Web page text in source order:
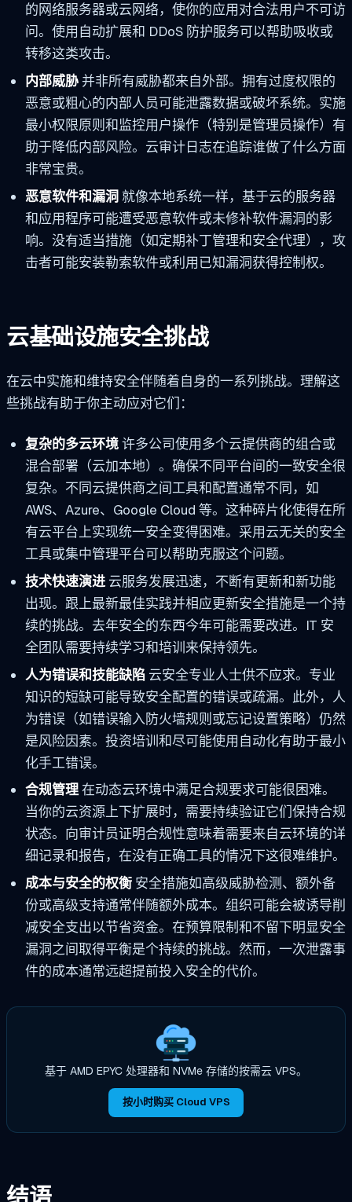
的网络服务器或云网络，使你的应用对合法用户不可访
问。使用自动扩展和 DDoS 防护服务可以帮助吸收或
转移这类攻击。
内部威胁并非所有威胁都来自外部。拥有过度权限的
恶意或粗心的内部人员可能泄露数据或破坏系统。实施
最小权限原则和监控用户操作（特别是管理员操作）有
助于降低内部风险。云审计日志在追踪谁做了什么方面
非常宝贵。
恶意软件和漏洞 就像本地系统一样，基于云的服务器
和应用程序可能遭受恶意软件或未修补软件漏洞的影
响。没有适当措施（如定期补丁管理和安全代理），攻
击者可能安装勒索软件或利用已知漏洞获得控制权。
云基础设施安全挑战
在云中实施和维持安全伴随着自身的一系列挑战。理解这
些挑战有助于你主动应对它们：
复杂的多云环境许多公司使用多个云提供商的组合或
混合部署（云加本地）。确保不同平台间的一致安全很
复杂。不同云提供商之间工具和配置通常不同，如
AWS、Azure、Google Cloud 等。这种碎片化使得在所
有云平台上实现统一安全变得困难。采用云无关的安全
工具或集中管理平台可以帮助克服这个问题。
技术快速演进云服务发展迅速，不断有更新和新功能
出现。跟上最新最佳实践并相应更新安全措施是一个持
续的挑战。去年安全的东西今年可能需要改进。IT 安
全团队需要持续学习和培训来保持领先。
人为错误和技能缺陷 云安全专业人士供不应求。专业
知识的短缺可能导致安全配置的错误或疏漏。此外，人
为错误（如错误输入防火墙规则或忘记设置策略）仍然
是风险因素。投资培训和尽可能使用自动化有助于最小
化手工错误。
合规管理在动态云环境中满足合规要求可能很困难。
当你的云资源上下扩展时，需要持续验证它们保持合规
状态。向审计员证明合规性意味着需要来自云环境的详
细记录和报告，在没有正确工具的情况下这很难维护。
成本与安全的权衡安全措施如高级威胁检测、额外备
份或高级支持通常伴随额外成本。组织可能会被诱导削
减安全支出以节省资金。在预算限制和不留下明显安全
漏洞之间取得平衡是个持续的挑战。然而，一次泄露事
件的成本通常远超提前投入安全的代价。
基于 AMD EPYC 处理器和 NVMe 存储的按需云 VPS。
按小时购买 Cloud VPS